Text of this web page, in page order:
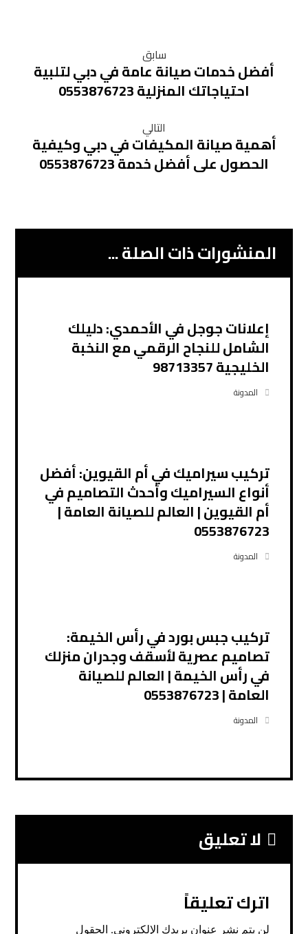
سابق
أفضل خدمات صيانة عامة في دبي لتلبية
احتياجاتك المنزلية 0553876723
التالي
أهمية صيانة المكيفات في دبي وكيفية
الحصول على أفضل خدمة 0553876723
المنشورات ذات الصلة ...
إعلانات جوجل في الأحمدي: دليلك
الشامل للنجاح الرقمي مع النخبة
الخليجية 98713357
المدونة
تركيب سيراميك في أم القيوين: أفضل
أنواع السيراميك وأحدث التصاميم في
أم القيوين | العالم للصيانة العامة |
0553876723
المدونة
تركيب جبس بورد في رأس الخيمة:
تصاميم عصرية لأسقف وجدران منزلك
في رأس الخيمة | العالم للصيانة
العامة | 0553876723
المدونة
لا تعليق
اترك تعليقاً
لن يتم نشر عنوان بريدك الإلكتروني. الحقول